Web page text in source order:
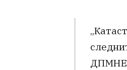
ДПМНЕ